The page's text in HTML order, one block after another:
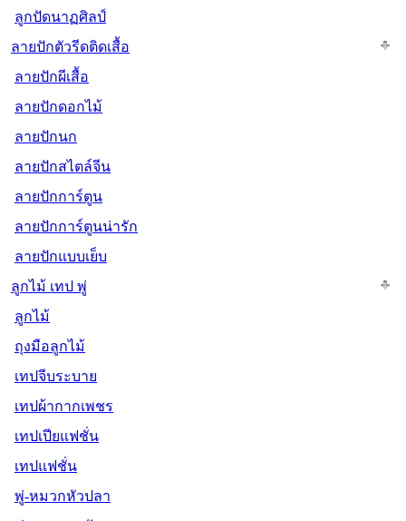
ลูกปัดนาฏศิลป์
ลายปักตัวรีดติดเสื้อ
ลายปักผีเสื้อ
ลายปักดอกไม้
ลายปักนก
ลายปักสไตล์จีน
ลายปักการ์ตูน
ลายปักการ์ตูนน่ารัก
ลายปักแบบเย็บ
ลูกไม้ เทป พู่
ลูกไม้
ถุงมือลูกไม้
เทปจีบระบาย
เทปผ้ากากเพชร
เทปเปียแฟชั่น
เทปแฟชั่น
พู่-หมวกหัวปลา